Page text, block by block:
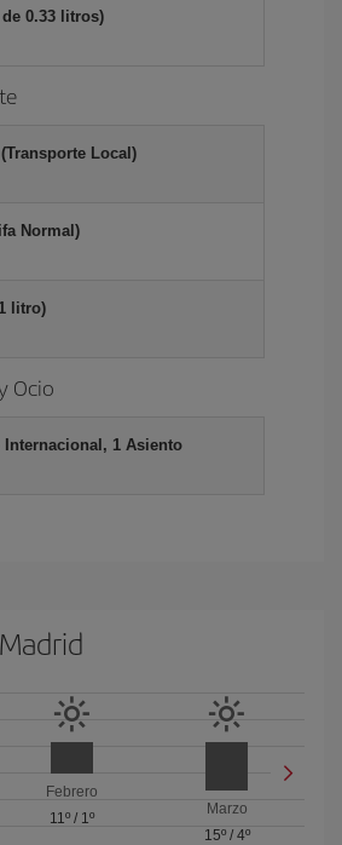
0.33 litros)
Local)
Normal)
litro)
Ocio
Internacional, 1 Asiento
Febrero
11º/ 1º
Marzo
15º/ 4º